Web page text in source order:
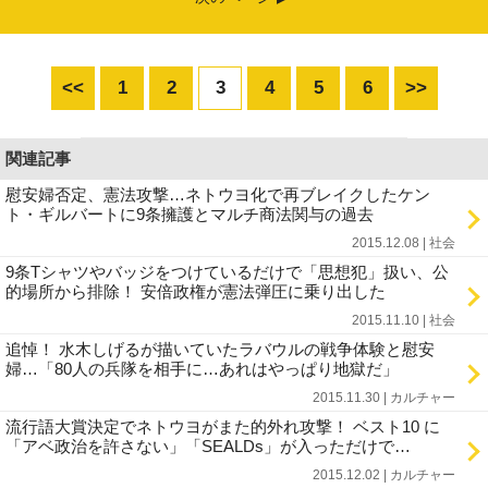
<< 1 2 3 4 5 6 >>
関連記事
慰安婦否定、憲法攻撃…ネトウヨ化で再ブレイクしたケン
ト・ギルバートに9条擁護とマルチ商法関与の過去
2015.12.08 | 社会
9条Tシャツやバッジをつけているだけで「思想犯」扱い、公
的場所から排除！ 安倍政権が憲法弾圧に乗り出した
2015.11.10 | 社会
追悼！ 水木しげるが描いていたラバウルの戦争体験と慰安
婦…「80人の兵隊を相手に…あれはやっぱり地獄だ」
2015.11.30 | カルチャー
流行語大賞決定でネトウヨがまた的外れ攻撃！ ベスト10 に
「アベ政治を許さない」「SEALDs」が入っただけで…
2015.12.02 | カルチャー